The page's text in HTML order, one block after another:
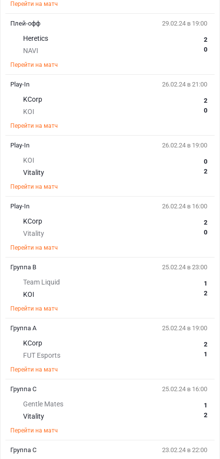
Перейти на матч
29.02.24 в 19:00
Heretics
NAVI
2
0
Перейти на матч
Плей-офф
26.02.24 в 21:00
KCorp
KOI
2
0
Перейти на матч
Play-In
26.02.24 в 19:00
KOI
Vitality
0
2
Перейти на матч
Play-In
26.02.24 в 16:00
KCorp
Vitality
2
0
Перейти на матч
Play-In
25.02.24 в 23:00
Team Liquid
KOI
1
2
Перейти на матч
Группа B
25.02.24 в 19:00
KCorp
FUT Esports
2
1
Перейти на матч
Группа A
25.02.24 в 16:00
Gentle Mates
Vitality
1
2
Перейти на матч
Группа C
23.02.24 в 22:00
Группа C